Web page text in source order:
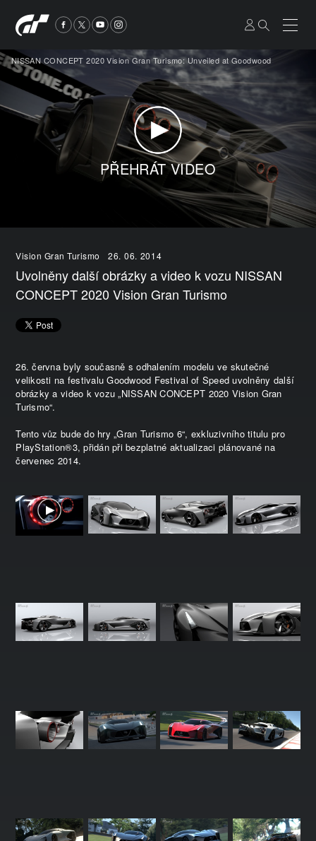
NISSAN CONCEPT 2020 Vision Gran Turismo: Unveiled at Goodwood
PŘEHRÁT VIDEO
Vision Gran Turismo 26. 06. 2014
Uvolněny další obrázky a video k vozu NISSAN
CONCEPT 2020 Vision Gran Turismo
26. června byly současně s odhalením modelu ve skutečné
velikosti na festivalu Goodwood Festival of Speed uvolněny další
obrázky a video k vozu „NISSAN CONCEPT 2020 Vision Gran
Turismo“.
Tento vůz bude do hry „Gran Turismo 6“, exkluzivního titulu pro
PlayStation®3, přidán při bezplatné aktualizaci plánované na
červenec 2014.